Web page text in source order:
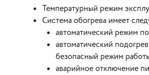
Температурный режим
Система обогрева имеет
автоматический режим
автоматический
безопасный режим
аварийное отключение